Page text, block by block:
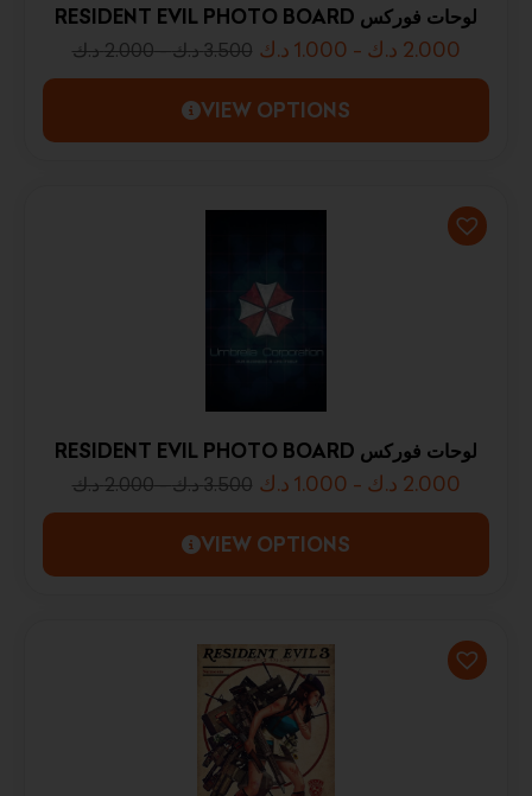
RESIDENT EVIL PHOTO BOARD لوحات فوركس
2.000 د.ك - 3.500 د.ك 1.000 د.ك - 2.000 د.ك
VIEW OPTIONS
RESIDENT EVIL PHOTO BOARD لوحات فوركس
2.000 د.ك - 3.500 د.ك 1.000 د.ك - 2.000 د.ك
VIEW OPTIONS